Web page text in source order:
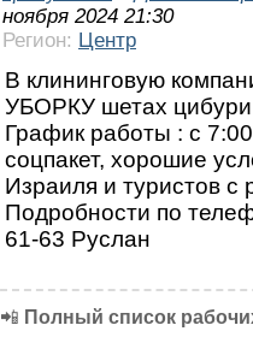
ноября 2024 21:30
Регион: Центр
В клининговую
УБОРКУ шетах
График работы : с
соцпакет, хорошие
Израиля и туристов
Подробности по
61-63 Руслан
📲 Полный список